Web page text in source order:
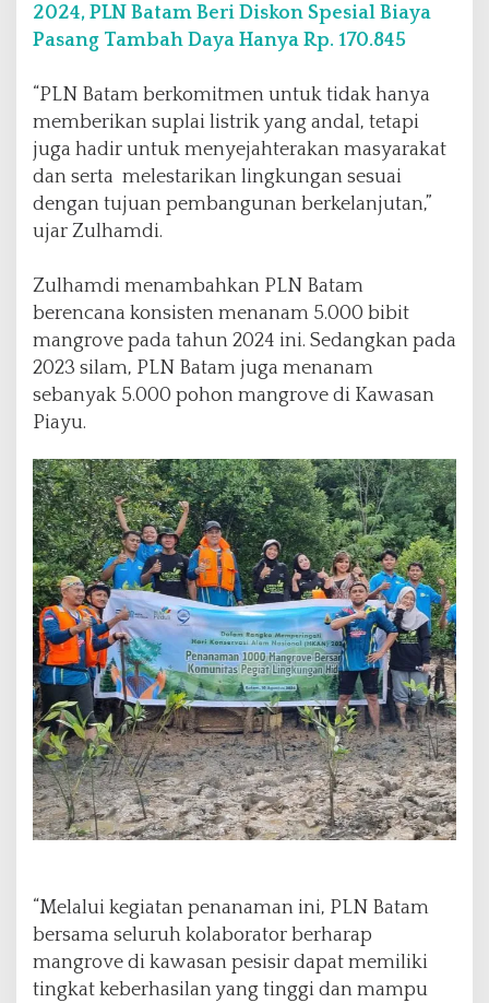
o
h
a
n
g
o
d
a
n
t
N
o
n
g
s
a
2024, PLN Batam Beri Diskon Spesial Biaya
Pasang Tambah Daya Hanya Rp. 170.845
“PLN Batam berkomitmen untuk tidak hanya
memberikan suplai listrik yang andal, tetapi
juga hadir untuk menyejahterakan masyarakat
dan serta melestarikan lingkungan sesuai
dengan tujuan pembangunan berkelanjutan,”
ujar Zulhamdi.
Zulhamdi menambahkan PLN Batam
berencana konsisten menanam 5.000 bibit
mangrove pada tahun 2024 ini. Sedangkan pada
2023 silam, PLN Batam juga menanam
sebanyak 5.000 pohon mangrove di Kawasan
Piayu.
“Melalui kegiatan penanaman ini, PLN Batam
bersama seluruh kolaborator berharap
mangrove di kawasan pesisir dapat memiliki
tingkat keberhasilan yang tinggi dan mampu